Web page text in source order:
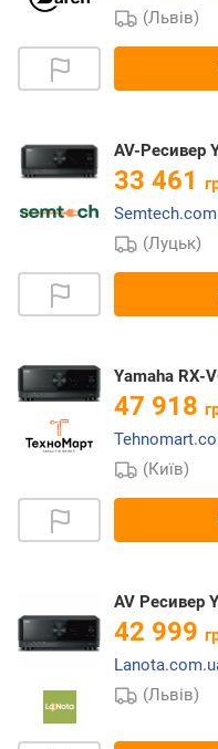
(Львів)
AV-Ресивер
33 461
(Луцьк)
Yamaha RX-
47 918
(Київ)
AV Ресивер
42 999
(Львів)